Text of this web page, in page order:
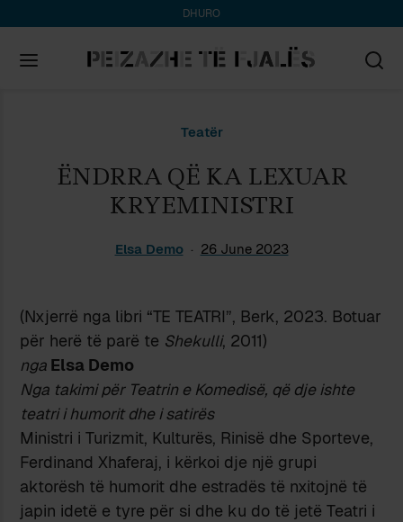
DHURO
Teatër
ËNDRRA QË KA LEXUAR
KRYEMINISTRI
Elsa Demo 26 June 2023
(Nxjerrë nga libri “TE TEATRI”, Berk, 2023. Botuar
për herë të parë te Shekulli, 2011)
nga Elsa Demo
Nga takimi për Teatrin e Komedisë, që dje ishte
teatri i humorit dhe i satirës
Ministri i Turizmit, Kulturës, Rinisë dhe Sporteve,
Ferdinand Xhaferaj, i kërkoi dje një grupi
aktorësh të humorit dhe estradës të nxitojnë të
japin idetë e tyre për si dhe ku do të jetë Teatri i